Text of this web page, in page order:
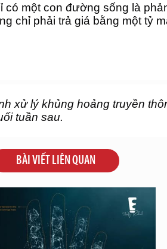
một con đường sống là
chỉ phải trả giá bằng một tỷ
xử lý khủng hoảng truyền
tuần sau.
BÀI VIẾT LIÊN QUAN